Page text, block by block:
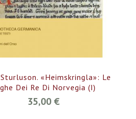
«Heimskringla»: Le
Dei Re Di Norvegia (I)
35,00 €